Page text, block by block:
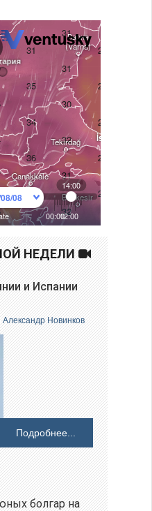
НЕДЕЛИ
и Испании
Александр Новинков
Подробнее...
болгар на